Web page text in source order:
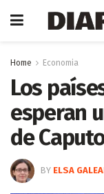
Home Economia
Los
esperan
de
BY ELSA